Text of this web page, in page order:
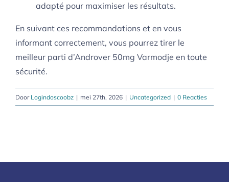
adapté pour maximiser les résultats.
En suivant ces recommandations et en vous
informant correctement, vous pourrez tirer le
meilleur parti d’Androver 50mg Varmodje en toute
sécurité.
Door Logindoscoobz | mei 27th, 2026 | Uncategorized | 0 Reacties